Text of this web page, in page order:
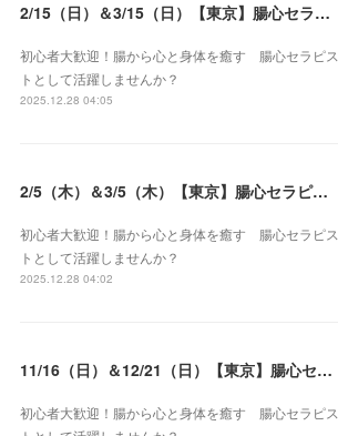
2/15（日）＆3/15（日）【東京】腸心セラピスト養成コース《２日間コース》開講決定
初心者大歓迎！腸から心と身体を癒す 腸心セラピス
トとして活躍しませんか？
2025.12.28 04:05
2/5（木）＆3/5（木）【東京】腸心セラピスト養成コース《２日間コース》開講決定
初心者大歓迎！腸から心と身体を癒す 腸心セラピス
トとして活躍しませんか？
2025.12.28 04:02
11/16（日）＆12/21（日）【東京】腸心セラピスト養成コース《２日間コース》開講決定
初心者大歓迎！腸から心と身体を癒す 腸心セラピス